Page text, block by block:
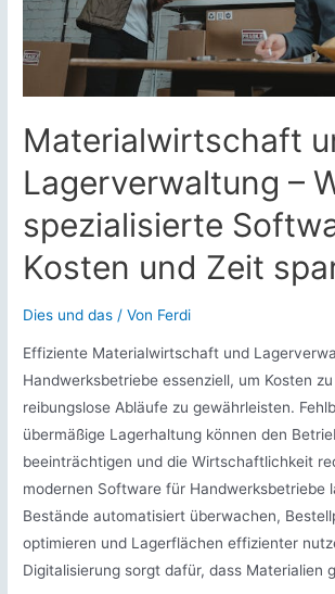
Materialwirtschaft
Lagerverwaltung –
spezialisierte
Kosten und Zeit
Dies und das / Von Ferdi
Effiziente Materialwirtschaft und
Handwerksbetriebe essenziell, um Kosten
reibungslose Abläufe zu gewährleisten.
übermäßige Lagerhaltung können den
beeinträchtigen und die Wirtschaftlichkeit
modernen Software für Handwerksbetriebe
Bestände automatisiert überwachen,
optimieren und Lagerflächen effizienter
Digitalisierung sorgt dafür, dass Materialien